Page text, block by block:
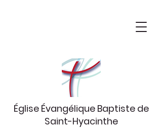
Église Évangélique Baptiste de
Saint-Hyacinthe